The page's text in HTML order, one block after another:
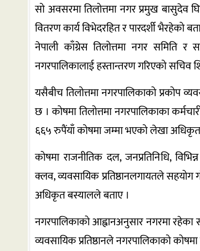
सो अवसरमा तिलोत्तमा नगर प्रमुख बासुदेव
वितरण कार्य विभेदरहित र पारदर्शी भैरहेको
नेपाली काँग्रेस तिलोत्तमा नगर समिति
नगरपालिकालाई हस्तान्तरण गरिएको सचिव
यसैबीच तिलोत्तमा नगरपालिकाको
छ । कोषमा तिलोत्तमा नगरपालिकाका
६६५ रुपैंयाँ कोषमा जम्मा भएको लेखा
कोषमा राजनीतिक दल, जनप्रतिनिधि,
क्लव, व्यवसायिक प्रतिष्ठानलगायतले सहयोग
अधिकृत बस्यालले बताए ।
नगरपालिकाको आह्वानअनुसार नगरमा रहेका
व्यवसायिक प्रतिष्ठानले नगरपालिकाको